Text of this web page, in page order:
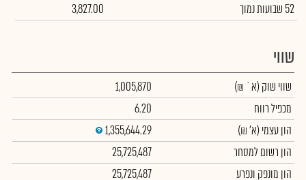
52 שבועות נמוך
3,827.00
שווי
שווי שוק (א` ₪)
1,005,870
מכפיל רווח
6.20
הון עצמי (א' ₪)
1,355,644.29
הון רשום למסחר
25,725,487
הון מונפק ונפרע
25,725,487